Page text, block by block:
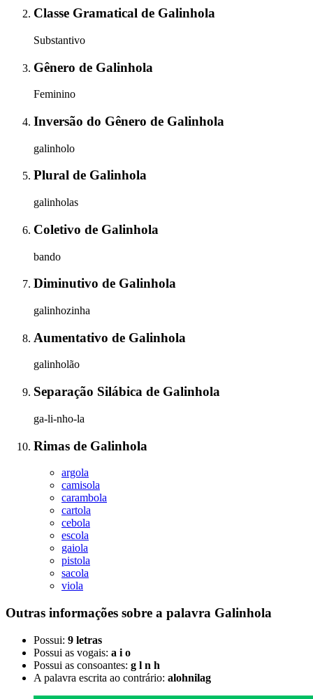
Classe Gramatical de Galinhola
Substantivo
Gênero de Galinhola
Feminino
Inversão do Gênero de Galinhola
galinholo
Plural de Galinhola
galinholas
Coletivo de Galinhola
bando
Diminutivo de Galinhola
galinhozinha
Aumentativo de Galinhola
galinholão
Separação Silábica de Galinhola
ga-li-nho-la
Rimas de Galinhola
argola
camisola
carambola
cartola
cebola
escola
gaiola
pistola
sacola
viola
Outras informações sobre a palavra Galinhola
Possui: 9 letras
Possui as vogais: a i o
Possui as consoantes: g l n h
A palavra escrita ao contrário: alohnilag